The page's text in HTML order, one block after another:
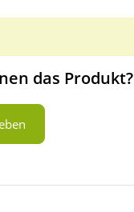
das Produkt?